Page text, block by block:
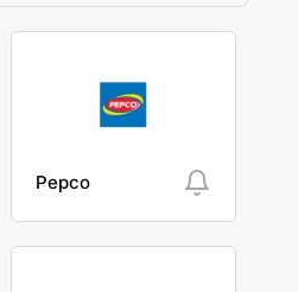
Pepco